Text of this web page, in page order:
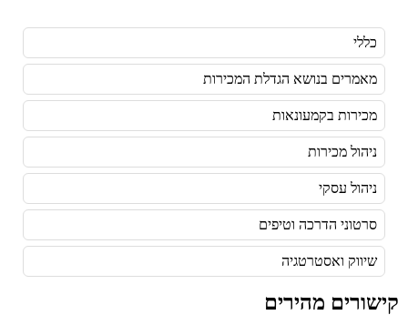
כללי
מאמרים בנושא הגדלת המכירות
מכירות בקמעונאות
ניהול מכירות
ניהול עסקי
סרטוני הדרכה וטיפים
שיווק ואסטרטגיה
קישורים מהירים